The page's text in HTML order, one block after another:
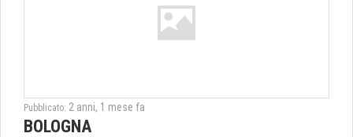
Pubblicato: 2 anni, 1 mese fa
BOLOGNA